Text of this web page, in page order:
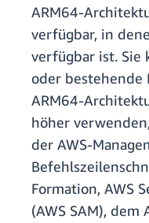
ARM64-
verfügbar, in
verfügbar ist. Sie
oder bestehende
ARM64-
höher
der AWS-
Formation, AWS
(AWS SAM), dem